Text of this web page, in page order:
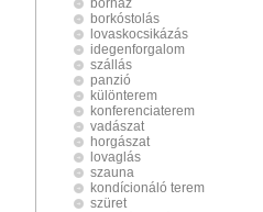
borház
borkóstolás
lovaskocsikázás
idegenforgalom
szállás
panzió
különterem
konferenciaterem
vadászat
horgászat
lovaglás
szauna
kondícionáló terem
szüret